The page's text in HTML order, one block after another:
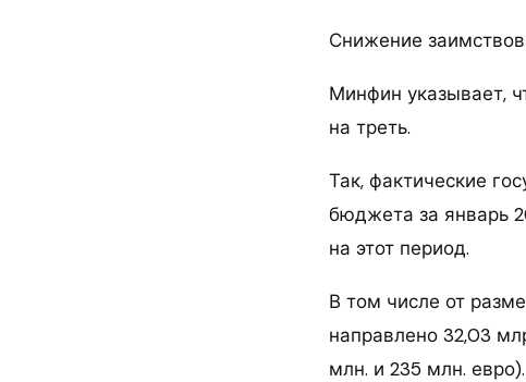
Снижение
Минфин указывает,
на треть.
Так, фактические
бюджета за январь
на этот период.
В том числе от
направлено 32,03
млн. и 235 млн.